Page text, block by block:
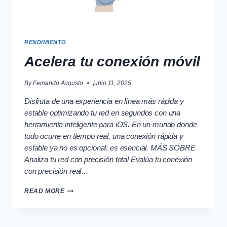
RENDIMIENTO
Acelera tu conexión móvil
By Fernando Augusto junio 11, 2025
Disfruta de una experiencia en línea más rápida y
estable optimizando tu red en segundos con una
herramienta inteligente para iOS. En un mundo donde
todo ocurre en tiempo real, una conexión rápida y
estable ya no es opcional: es esencial. MÁS SOBRE
Analiza tu red con precisión total Evalúa tu conexión
con precisión real…
READ MOREACELERA